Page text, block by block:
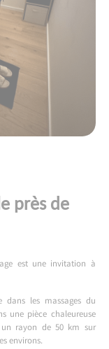
près de
est une invitation à
dans les massages du
une pièce chaleureuse
rayon de 50 km sur
environs.